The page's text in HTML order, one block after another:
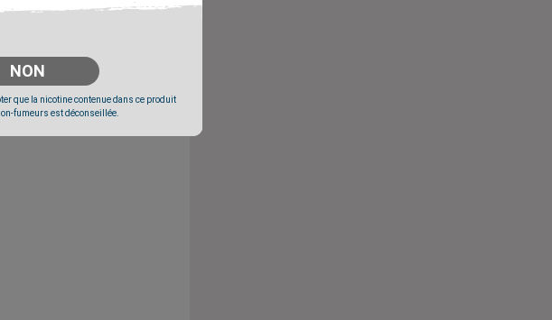
NON
que la nicotine contenue dans ce produit
fumeurs est déconseillée.